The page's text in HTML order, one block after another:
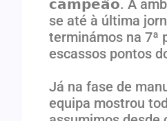
𝗰𝗮𝗺𝗽𝗲𝗮̃𝗼. A
se até à última
terminámos na 7ª
escassos pontos
Já na fase de
equipa mostrou